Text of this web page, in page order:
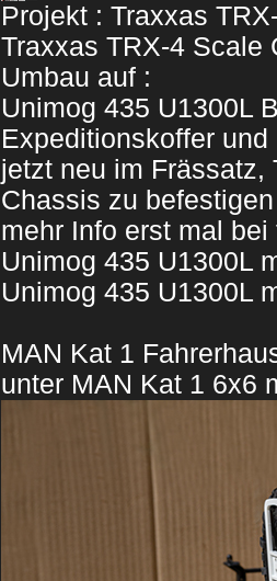
Projekt : Traxxas
Traxxas TRX-4 Scale
Umbau auf :
Unimog 435 U1300L
Expeditionskoffer
jetzt neu im Frässatz,
Chassis zu befestigen
mehr Info erst mal
Unimog 435 U1300L
Unimog 435 U1300L
MAN Kat 1
unter MAN Kat 1 6x6